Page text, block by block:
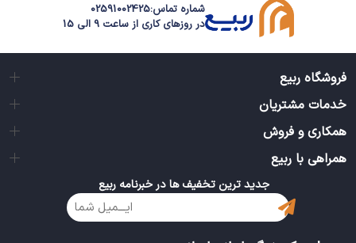
شماره تماس:02591002425
در روزهای کاری از ساعت 9 الی 15
فروشگاه ربیع
خدمات مشتریان
همکاری و فروش
همراهی با ربیع
جدید ترین تخفیف ها در خبرنامه ربیع